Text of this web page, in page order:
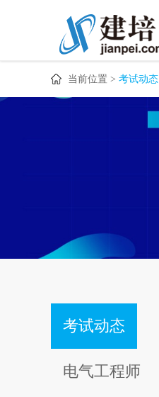
当前位置 > 考试动态
考试动态
电气工程师